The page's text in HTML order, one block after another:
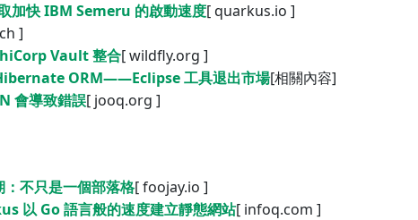
加快 IBM Semeru 的啟動速度[ quarkus.io ]
]
Vault 整合[ wildfly.org ]
ORM——Eclipse 工具退出市場[相關內容]
會導致錯誤[ jooq.org ]
不只是一個部落格[ foojay.io ]
以 Go 語言般的速度建立靜態網站[ infoq.com ]